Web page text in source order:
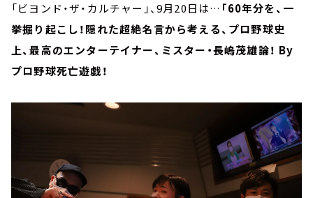
「ビヨンド・ザ・カルチャー」、9月20日は… 「60年分を、一
挙掘り起こし！隠れた超絶名言から考える、プロ野球史
上、最高のエンターテイナー、ミスター・長嶋茂雄論！ By
プロ野球死亡遊戯！